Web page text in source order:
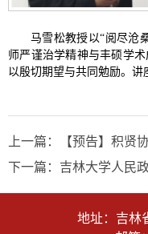
马雪松教授以“阅尽沧
师严谨治学精神与丰硕学
以殷切期望与共同勉励。 讲
上一篇：
【预告】积贤协商治理名
下一篇： 吉林大学人民政协理论研究
地址：吉林